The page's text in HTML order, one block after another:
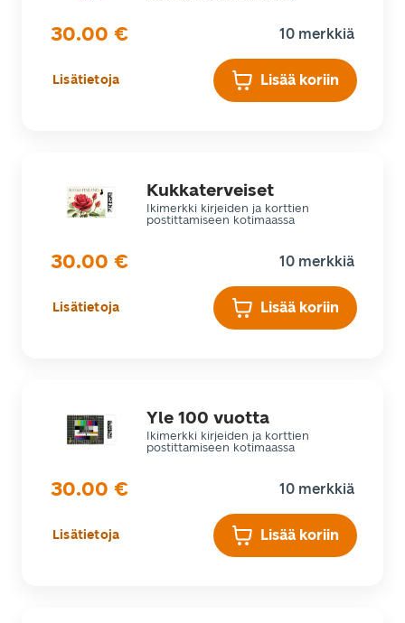
30.00 € 10 merkkiä
Lisätietoja Lisää koriin
Kukkaterveiset
Ikimerkki kirjeiden ja korttien
postittamiseen kotimaassa
30.00 € 10 merkkiä
Lisätietoja Lisää koriin
Yle 100 vuotta
Ikimerkki kirjeiden ja korttien
postittamiseen kotimaassa
30.00 € 10 merkkiä
Lisätietoja Lisää koriin